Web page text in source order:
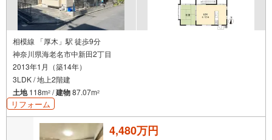
相模線 「厚木」駅 徒歩9分
神奈川県海老名市中新田2丁目
2013年1月（築14年）
3LDK / 地上2階建
土地118m2 /建物87.07m2
リフォーム
4,480万円